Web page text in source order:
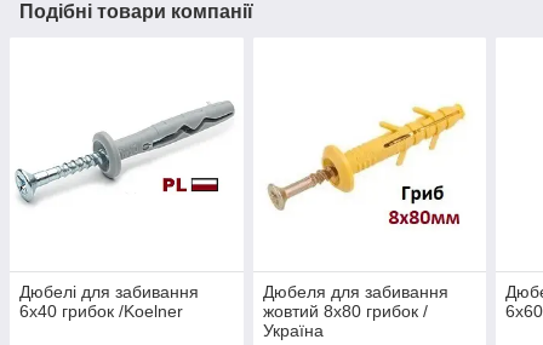
Подібні товари компанії
Дюбелі для забивання
6х40 грибок /Koelner
Дюбеля для забивання
жовтий 8х80 грибок /
Україна